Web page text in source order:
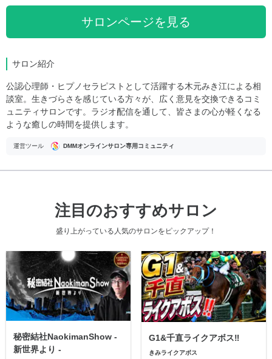
サロンページを見る
サロン紹介
公認心理師・ヒプノセラピストとして活躍する木元みき江による相
談室。生きづらさを感じている方々が、広く意見を交換できるコミ
ュニティサロンです。ラジオ配信を通して、皆さまの心が軽くなる
ような癒しの時間を提供します。
運営ツール DMMオンラインサロン専用コミュニティ
注目のおすすめサロン
盛り上がっている人気のサロンをピックアップ！
秘密結社NaokimanShow -
新世界より -
G1&千直ライクアボス‼️
きみライクアボス